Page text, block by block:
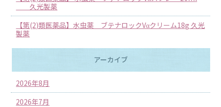
久光製薬
【第(2)類医薬品】水虫薬 ブテナロックVαクリーム18g 久光
製薬
アーカイブ
2026年8月
2026年7月